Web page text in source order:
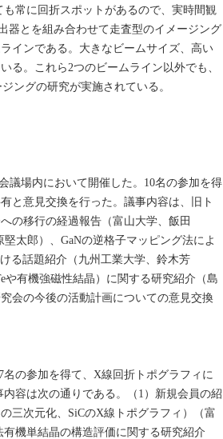
常に回折スポットがあるので、実時間観
器とを組み合わせて走査型のイメージング
インである。大きなビームサイズ、高い
る。これら2つのビームライン以外でも、
ングの研究が実施されている。
議場内において開催した。10名の参加を得
と意見交換を行った。議事内容は、旧ト
の移行の経過報告（富山大学、飯田
太郎）、GaNの逆格子マッピング法によ
る話題紹介（九州工業大学、鈴木芳
有機強磁性結晶）に関する研究紹介（島
会の今後の活動計画についての意見交換
の参加を得て、X線回折トポグラフィに
容は次の通りである。（1）新規会員の紹
三次元化、SiCのX線トポグラフィ）（富
機単結晶の構造評価に関する研究紹介